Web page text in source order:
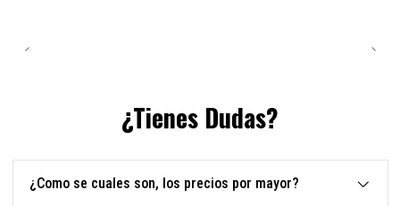
¿Tienes Dudas?
¿Como se cuales son, los precios por mayor?